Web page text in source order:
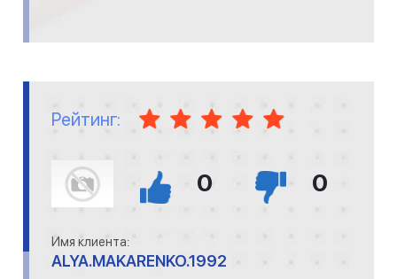
Рейтинг:
0 0
Имя клиента:
ALYA.MAKARENKO.1992